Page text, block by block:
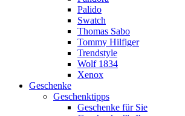
Palido
Swatch
Thomas Sabo
Tommy Hilfiger
Trendstyle
Wolf 1834
Xenox
Geschenke
Geschenktipps
Geschenke für Sie